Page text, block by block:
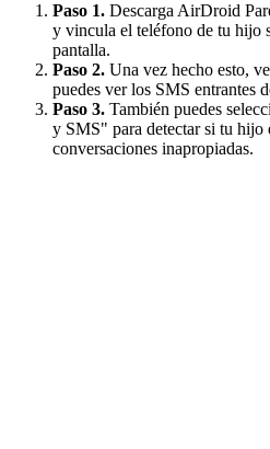
Paso 1. Descarga AirDroid
y vincula el teléfono de tu hijo
pantalla.
Paso 2. Una vez hecho esto,
puedes ver los SMS entrantes
Paso 3. También puedes
y SMS" para detectar si tu hijo
conversaciones inapropiadas.